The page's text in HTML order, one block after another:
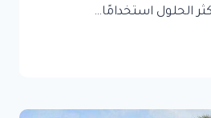
الحلول استخدامًا…